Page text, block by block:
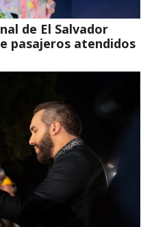
de El Salvador
pasajeros atendidos